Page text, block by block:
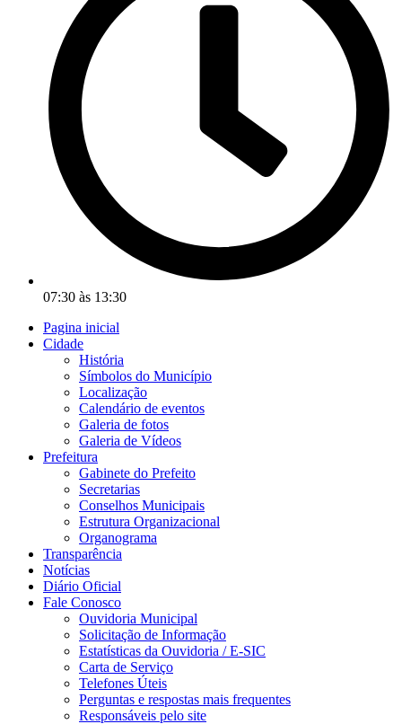
07:30 às 13:30
Pagina inicial
Cidade
História
Símbolos do Município
Localização
Calendário de eventos
Galeria de fotos
Galeria de Vídeos
Prefeitura
Gabinete do Prefeito
Secretarias
Conselhos Municipais
Estrutura Organizacional
Organograma
Transparência
Notícias
Diário Oficial
Fale Conosco
Ouvidoria Municipal
Solicitação de Informação
Estatísticas da Ouvidoria / E-SIC
Carta de Serviço
Telefones Úteis
Perguntas e respostas mais frequentes
Responsáveis pelo site